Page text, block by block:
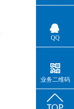
QQ
业务二维码